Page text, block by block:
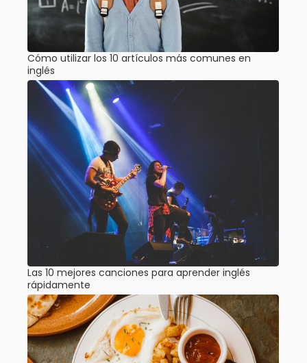
Cómo utilizar los 10 artículos más comunes en
inglés
Las 10 mejores canciones para aprender inglés
rápidamente